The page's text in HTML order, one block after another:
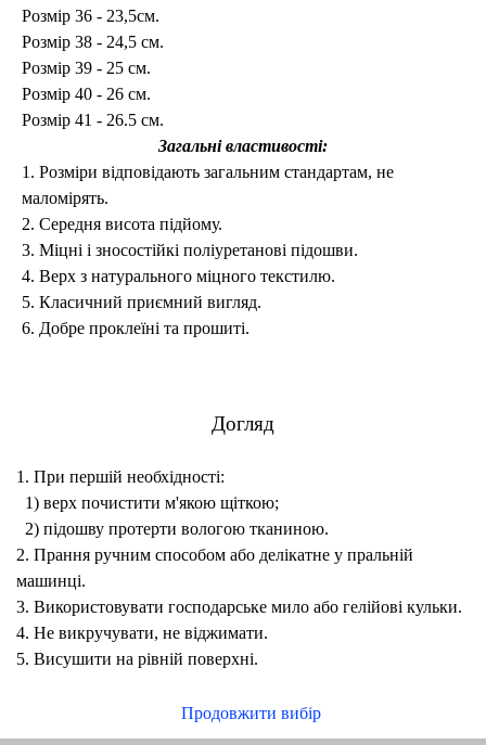
Розмір 36 - 23,5см.
Розмір 38 - 24,5 см.
Розмір 39 - 25 см.
Розмір 40 - 26 см.
Розмір 41 - 26.5 см.
Загальні властивості:
1. Розміри відповідають загальним стандартам, не
маломірять.
2. Середня висота підйому.
3. Міцні і зносостійкі поліуретанові підошви.
4. Верх з натурального міцного текстилю.
5. Класичний приємний вигляд.
6. Добре проклеїні та прошиті.
Догляд
1. При першій необхідності:
1) верх почистити м'якою щіткою;
2) підошву протерти вологою тканиною.
2. Прання ручним способом або делікатне у пральній
машинці.
3. Використовувати господарське мило або гелійові кульки.
4. Не викручувати, не віджимати.
5. Висушити на рівній поверхні.
Продовжити вибір